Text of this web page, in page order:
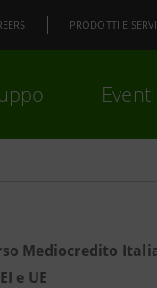
PRODOTTI E
Mediocredito
e UE